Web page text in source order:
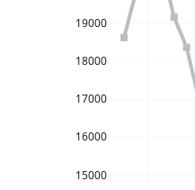
15000
16000
17000
18000
19000